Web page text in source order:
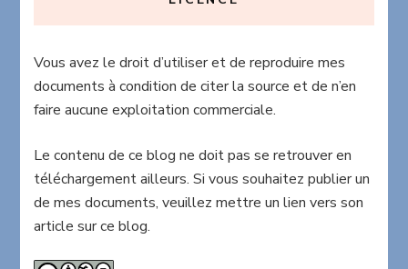
Vous avez le droit d’utiliser et de reproduire mes
documents à condition de citer la source et de n’en
faire aucune exploitation commerciale.
Le contenu de ce blog ne doit pas se retrouver en
téléchargement ailleurs. Si vous souhaitez publier un
de mes documents, veuillez mettre un lien vers son
article sur ce blog.